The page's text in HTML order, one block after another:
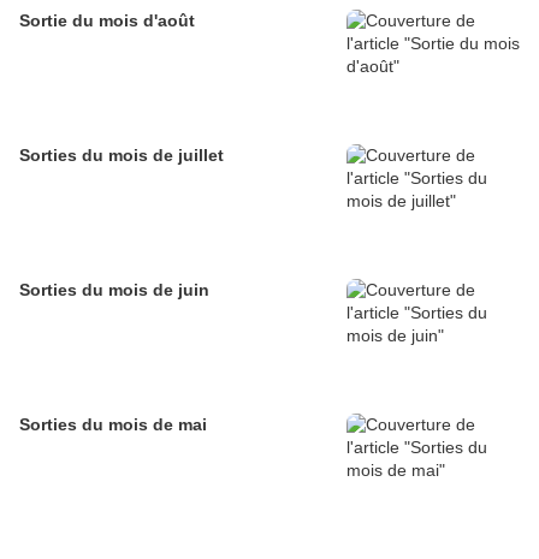
Sortie du mois d'août
Sorties du mois de juillet
Sorties du mois de juin
Sorties du mois de mai